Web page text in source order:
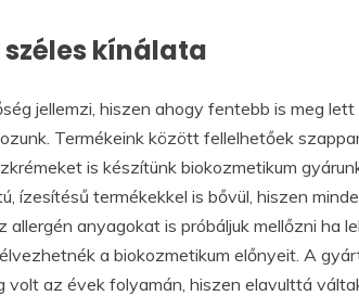
kínálata
jellemzi, hiszen ahogy fentebb is meg
Termékeink között fellelhetőek
is készítünk biokozmetikum
ízesítésű termékekkel is bővül, hiszen
allergén anyagokat is próbáljuk mellőzni ha
a biokozmetikum előnyeit. A
volt az évek folyamán, hiszen elavulttá